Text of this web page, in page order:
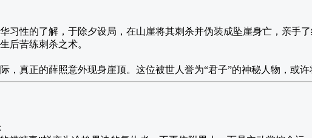
习性的了解，于除夕设局，在山崖将其刺杀并伪装成坠崖身亡，亲手
苦练刺杀之术。
，真正的薛照意外现身崖顶。这位被世人誉为“君子”的神秘人物，或